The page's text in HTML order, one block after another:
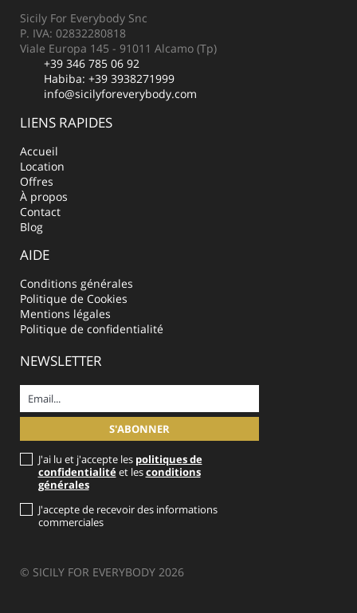
Sicily For Everybody Snc
P. IVA: 02832280818
Viale Europa 145 - 91011 Alcamo (Tp)
+39 346 785 06 92
Habiba: +39 3938271999
info@sicilyforeverybody.com
LIENS RAPIDES
Accueil
Location
Offres
À propos
Contact
Blog
AIDE
Conditions générales
Politique de Cookies
Mentions légales
Politique de confidentialité
NEWSLETTER
J'ai lu et j'accepte les politiques de
confidentialitéet lesconditions
générales
J'accepte de recevoir des informations
commerciales
© SICILY FOR EVERYBODY 2026